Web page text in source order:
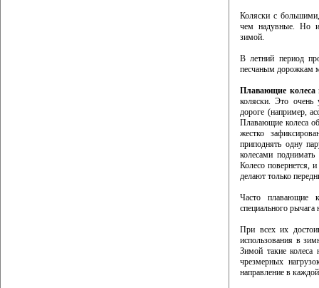
Коляски с
чем надувные. Но и
зимой.
В летний период
песчаным дорожкам
Плавающие колеса
коляски. Это
дороге (например,
Плавающие колеса
жестко
приподнять одну
колесами
Колесо повернется,
делают только
Часто плавающие
специального
При всех их
использования в
Зимой такие колеса
чрезмерных
направление в